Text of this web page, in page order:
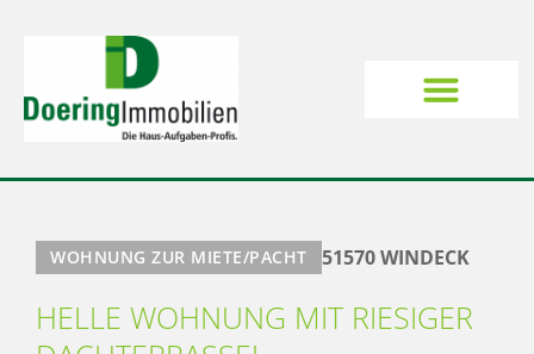
WOHNUNG ZUR MIETE/PACHT 51570 WINDECK
HELLE WOHNUNG MIT RIESIGER